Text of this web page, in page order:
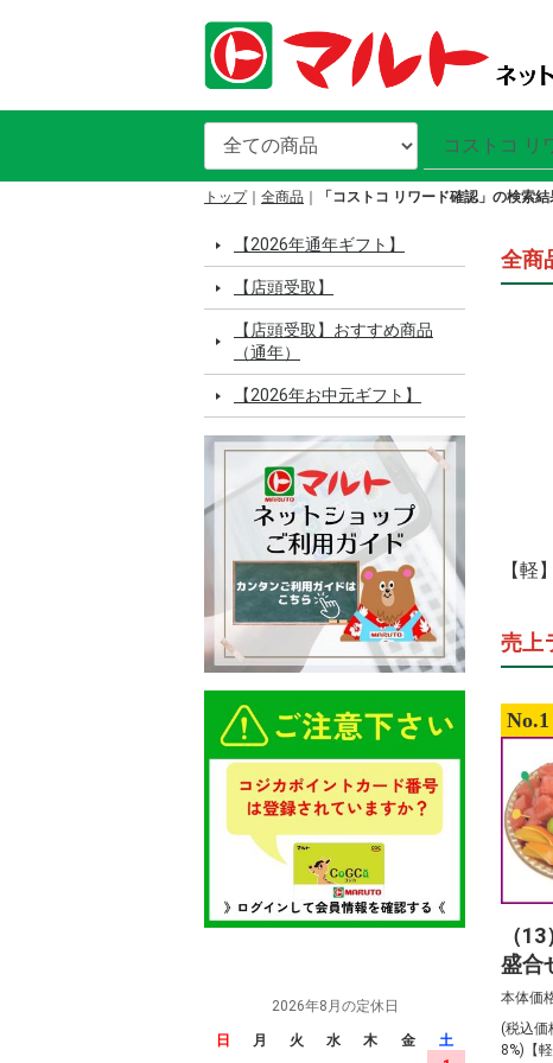
トップ 全商品 「コストコ リワード確認」の検索結
【2026年通年ギフト】
【店頭受取】
【店頭受取】おすすめ商品
（通年）
【2026年お中元ギフト】
2026年8月の定休日
日 月 火 水 木 金
土
全商
【軽
売上
No.1
（
盛合
前）
本体価
(税込価
8%)【軽